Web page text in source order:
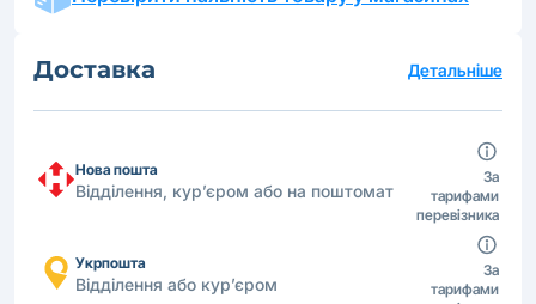
Доставка Детальніше
Нова пошта
Відділення, кур’єром або на поштомат
За
тарифами
перевізника
Укрпошта
Відділення або кур’єром
За
тарифами